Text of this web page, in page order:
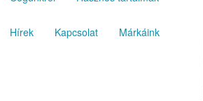
Hírek Kapcsolat Márkáink